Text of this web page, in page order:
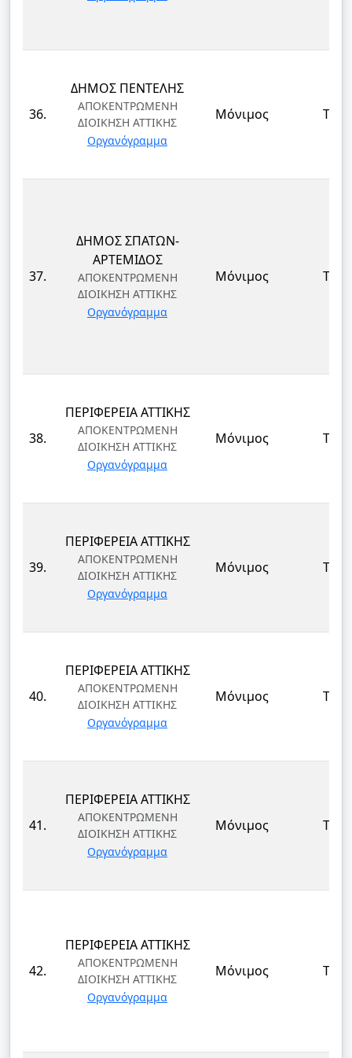
36.
ΔΗΜΟΣ ΠΕΝΤΕΛΗΣ
ΑΠΟΚΕΝΤΡΩΜΕΝΗ
ΔΙΟΙΚΗΣΗ ΑΤΤΙΚΗΣ
Οργανόγραμμα
Μόνιμος ΤΕ
37.
ΔΗΜΟΣ ΣΠΑΤΩΝ-
ΑΡΤΕΜΙΔΟΣ
ΑΠΟΚΕΝΤΡΩΜΕΝΗ
ΔΙΟΙΚΗΣΗ ΑΤΤΙΚΗΣ
Οργανόγραμμα
Μόνιμος ΤΕ
38.
ΠΕΡΙΦΕΡΕΙΑ ΑΤΤΙΚΗΣ
ΑΠΟΚΕΝΤΡΩΜΕΝΗ
ΔΙΟΙΚΗΣΗ ΑΤΤΙΚΗΣ
Οργανόγραμμα
Μόνιμος ΤΕ
39.
ΠΕΡΙΦΕΡΕΙΑ ΑΤΤΙΚΗΣ
ΑΠΟΚΕΝΤΡΩΜΕΝΗ
ΔΙΟΙΚΗΣΗ ΑΤΤΙΚΗΣ
Οργανόγραμμα
Μόνιμος ΤΕ
40.
ΠΕΡΙΦΕΡΕΙΑ ΑΤΤΙΚΗΣ
ΑΠΟΚΕΝΤΡΩΜΕΝΗ
ΔΙΟΙΚΗΣΗ ΑΤΤΙΚΗΣ
Οργανόγραμμα
Μόνιμος ΤΕ
41.
ΠΕΡΙΦΕΡΕΙΑ ΑΤΤΙΚΗΣ
ΑΠΟΚΕΝΤΡΩΜΕΝΗ
ΔΙΟΙΚΗΣΗ ΑΤΤΙΚΗΣ
Οργανόγραμμα
Μόνιμος ΤΕ
42.
ΠΕΡΙΦΕΡΕΙΑ ΑΤΤΙΚΗΣ
ΑΠΟΚΕΝΤΡΩΜΕΝΗ
ΔΙΟΙΚΗΣΗ ΑΤΤΙΚΗΣ
Οργανόγραμμα
Μόνιμος ΤΕ